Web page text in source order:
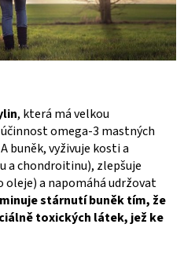
, která má velkou
omega-3 mastných
buněk, vyživuje kosti a
a chondroitinu), zlepšuje
oleje) a napomáhá udržovat
stárnutí buněk tím, že
toxických látek, jež ke